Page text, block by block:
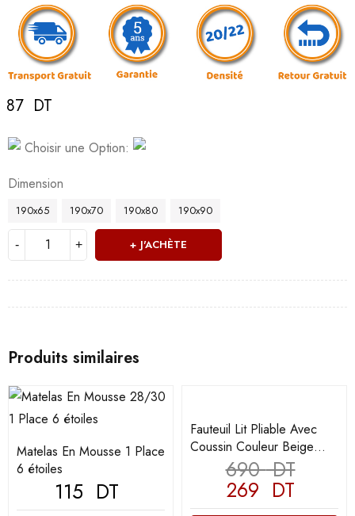
87 DT
Choisir une Option:
Dimension
190x65 190x70 190x80 190x90
J'ACHÈTE
Produits similaires
Matelas En Mousse 1 Place
6 étoiles
115 DT
Fauteuil Lit Pliable Avec
Coussin Couleur Beige
690DT
269 DT